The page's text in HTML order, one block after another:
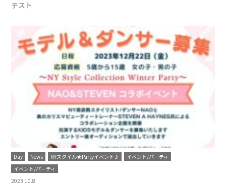
テスト
Day News NYスタイル★Partyイベント♪
イベント/パーティ
イベント/パーティ
2023.10.8